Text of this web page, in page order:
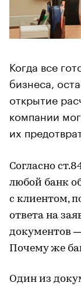
Когда все
бизнеса,
открытие
компании
их
Согласно
любой банк
с клиентом,
ответа на
документов
Почему же
Один из